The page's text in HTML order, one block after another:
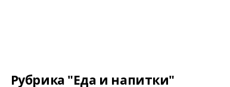
Рубрика "Еда и напитки"